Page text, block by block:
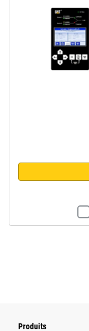
Produits